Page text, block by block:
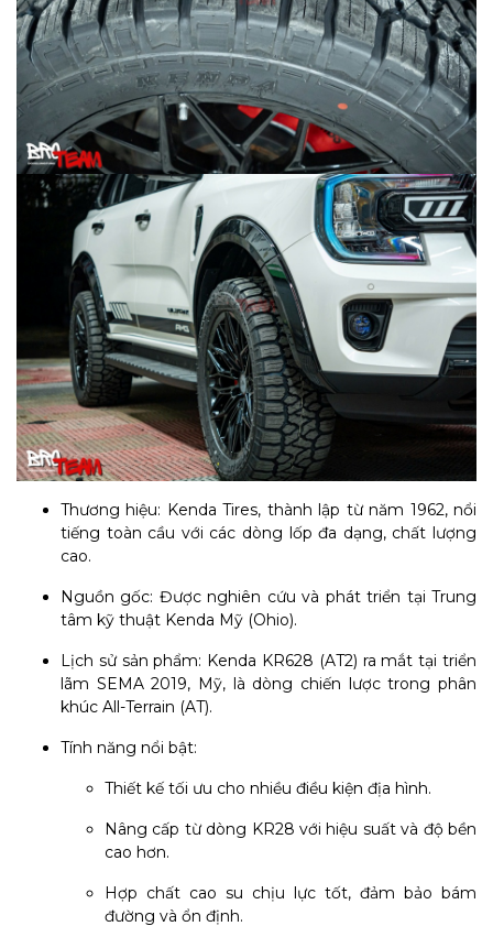
Thương hiệu: Kenda Tires, thành lập từ năm 1962, nổi
tiếng toàn cầu với các dòng lốp đa dạng, chất lượng
cao.
Nguồn gốc: Được nghiên cứu và phát triển tại Trung
tâm kỹ thuật Kenda Mỹ (Ohio).
Lịch sử sản phẩm: Kenda KR628 (AT2) ra mắt tại triển
lãm SEMA 2019, Mỹ, là dòng chiến lược trong phân
khúc All-Terrain (AT).
Tính năng nổi bật:
Thiết kế tối ưu cho nhiều điều kiện địa hình.
Nâng cấp từ dòng KR28 với hiệu suất và độ bền
cao hơn.
Hợp chất cao su chịu lực tốt, đảm bảo bám
đường và ổn định.